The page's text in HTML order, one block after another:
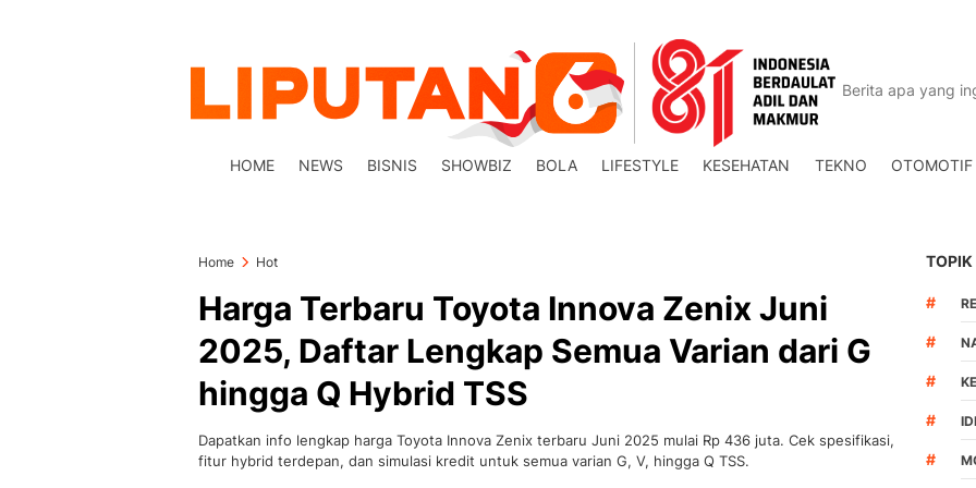
HOME NEWS BISNIS SHOWBIZ BOLA LIFESTYLE KESEHATAN TEKNO OTOMOTIF
Home Hot
Harga Terbaru Toyota Innova Zenix Juni
2025, Daftar Lengkap Semua Varian dari G
hingga Q Hybrid TSS
Dapatkan info lengkap harga Toyota Innova Zenix terbaru Juni 2025 mulai Rp 436 juta. Cek spesifikasi,
fitur hybrid terdepan, dan simulasi kredit untuk semua varian G, V, hingga Q TSS.
TOPIK
#
#
#
#
#